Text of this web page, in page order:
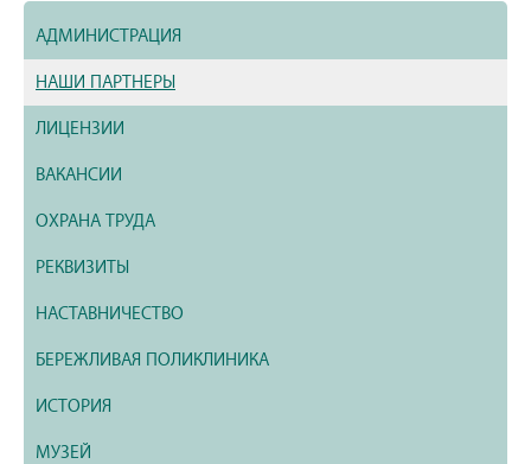
АДМИНИСТРАЦИЯ
НАШИ ПАРТНЕРЫ
ЛИЦЕНЗИИ
ВАКАНСИИ
ОХРАНА ТРУДА
РЕКВИЗИТЫ
НАСТАВНИЧЕСТВО
БЕРЕЖЛИВАЯ ПОЛИКЛИНИКА
ИСТОРИЯ
МУЗЕЙ